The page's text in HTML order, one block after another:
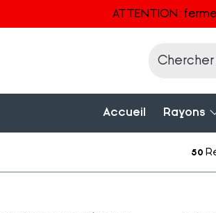
ATTENTION :
Accueil Rayons
50